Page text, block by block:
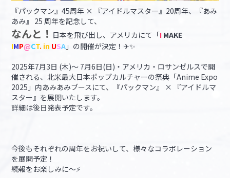
『パックマン』45周年 × 『アイドルマスター』20周年、『あみ
あみ』 25 周年を記念して、
なんと！ 日本を飛び出し、アメリカにて「I MAKE
IMP@CT. in USA 」の開催が決定！✈✨
2025年7月3日 (木)～ 7月6日(日)・アメリカ・ロサンゼルスで開
催される、北米最大日本ポップカルチャーの祭典「Anime Expo
2025」内あみあみブースにて、『パックマン』 × 『アイドルマ
スター』を展開いたします。
詳細は後日発表予定です。
今後もそれぞれの周年をお祝いして、様々なコラボレーション
を展開予定！
続報をお楽しみに～⚡